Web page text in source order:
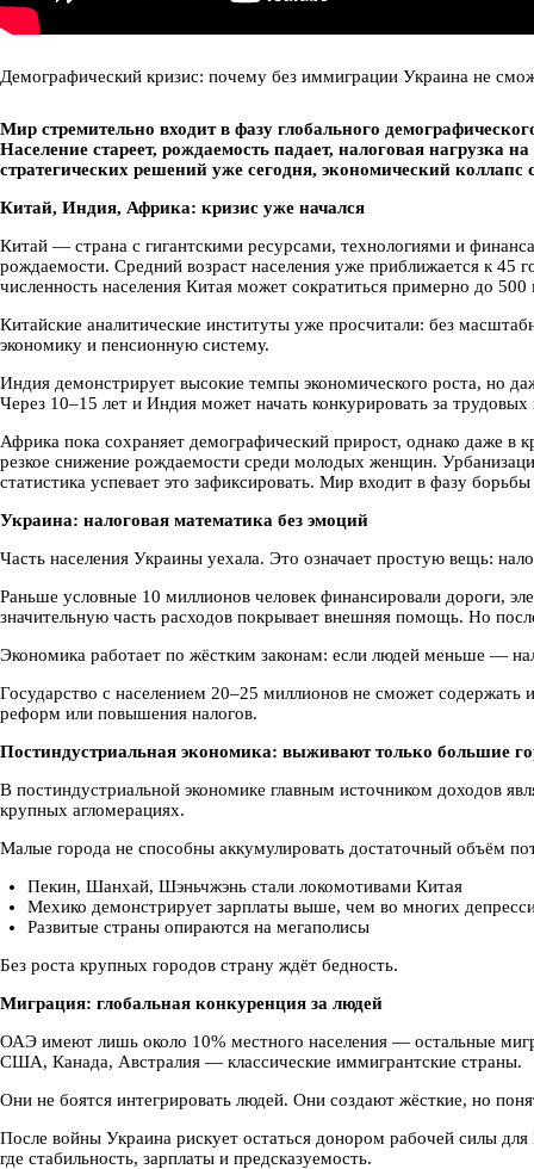
Демографический кризис: почему без иммиграции Украина не
Мир стремительно входит в фазу глобального
Население стареет, рождаемость падает, налоговая нагрузка
стратегических решений уже сегодня, экономический коллапс
Китай, Индия, Африка: кризис уже начался
Китай — страна с гигантскими ресурсами, технологиями и
рождаемости. Средний возраст населения уже приближается к 45
численность населения Китая может сократиться примерно до 500
Китайские аналитические институты уже просчитали: без
экономику и пенсионную систему.
Индия демонстрирует высокие темпы экономического роста, но
Через 10–15 лет и Индия может начать конкурировать за трудовых
Африка пока сохраняет демографический прирост, однако даже в
резкое снижение рождаемости среди молодых женщин.
статистика успевает это зафиксировать. Мир входит в фазу борьбы
Украина: налоговая математика без эмоций
Часть населения Украины уехала. Это означает простую вещь:
Раньше условные 10 миллионов человек финансировали дороги,
значительную часть расходов покрывает внешняя помощь. Но
Экономика работает по жёстким законам: если людей меньше —
Государство с населением 20–25 миллионов не сможет содержать
реформ или повышения налогов.
Постиндустриальная экономика: выживают только большие
В постиндустриальной экономике главным источником доходов
крупных агломерациях.
Малые города не способны аккумулировать достаточный объём
Пекин, Шанхай, Шэньчжэнь стали локомотивами Китая
Мехико демонстрирует зарплаты выше, чем во многих
Развитые страны опираются на мегаполисы
Без роста крупных городов страну ждёт бедность.
Миграция: глобальная конкуренция за людей
ОАЭ имеют лишь около 10% местного населения — остальные
США, Канада, Австралия — классические иммигрантские страны.
Они не боятся интегрировать людей. Они создают жёсткие, но
После войны Украина рискует остаться донором рабочей силы
где стабильность, зарплаты и предсказуемость.